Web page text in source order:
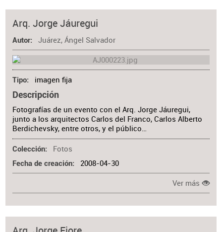
Arq. Jorge Jáuregui
Autor Juárez, Ángel Salvador
Tipo imagen fija
Descripción
Fotografías de un evento con el Arq. Jorge Jáuregui,
junto a los arquitectos Carlos del Franco, Carlos Alberto
Berdichevsky, entre otros, y el público…
Colección Fotos
Fecha de creación 2008-04-30
Ver más